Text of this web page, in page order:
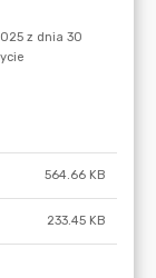
564.66 KB
233.45 KB